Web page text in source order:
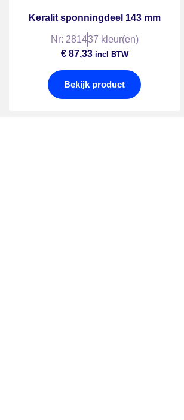
Keralit sponningdeel 143 mm
Nr: 281437 kleur(en)
€87,33incl BTW
Bekijk product